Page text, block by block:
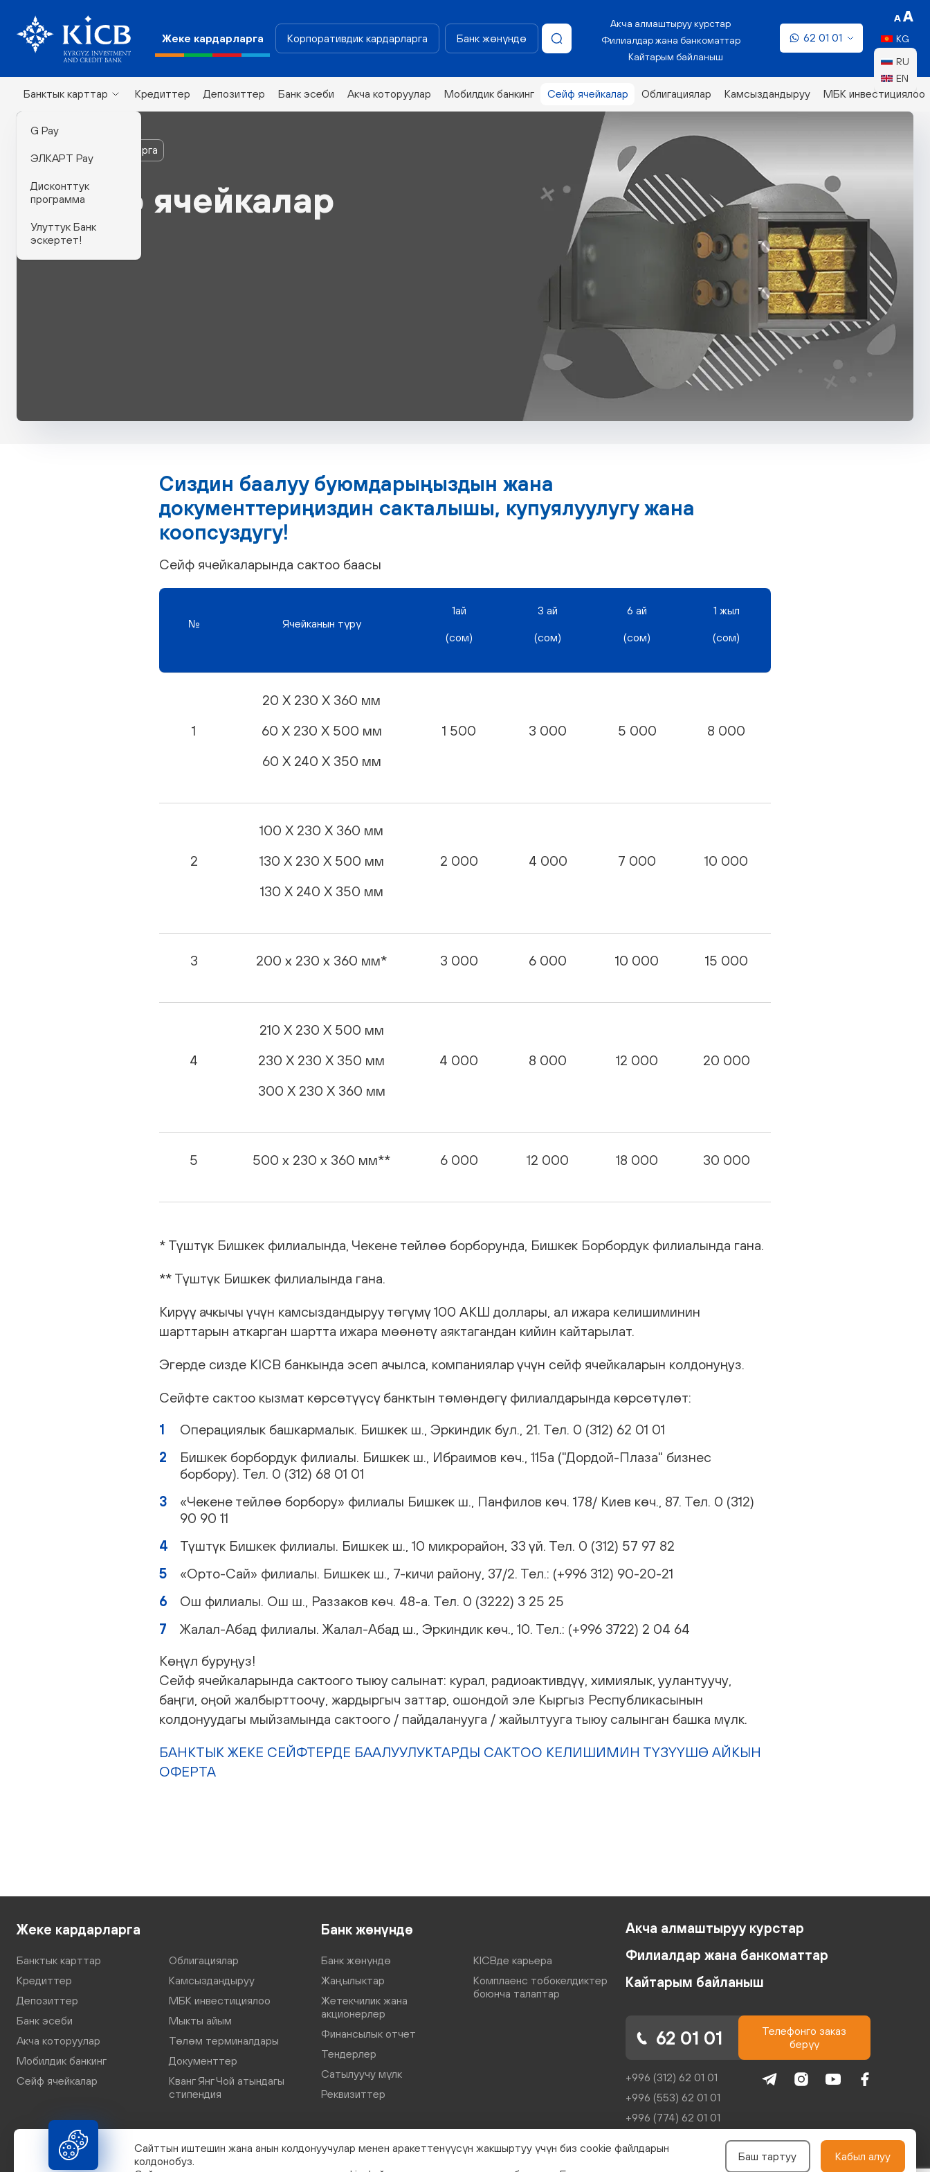
KG
RU
EN
Жеке кардарларга Корпоративдик кардарларга Банк жөнүндө
Банктык карттар
G Pay
ЭЛКАРТ Pay
Дисконттук
программа
Улуттук Банк
эскертет!
Кредиттер Депозиттер Банк эсеби Акча которуулар Мобилдик банкинг Сейф ячейкалар Облигациялар Камсыздандыруу МБК инвестициялоо
Акча алмаштыруу курстар
Филиалдар жана банкоматтар
Кайтарым байланыш
62 01 01
Сайттын иштешин жана анын колдонуучулар менен аракеттенүүсүн жакшыртуу үчүн биз cookie файлдарын
колдонобуз.
Баш тартуу Кабыл алуу
Жеке кардарларга
Сейф ячейкалар
Сиздин баалуу буюмдарыңыздын жана
документтериңиздин сакталышы, купуялуулугу жана
коопсуздугу!
Сейф ячейкаларында сактоо баасы
№ Ячейканын түрү
1ай
(сом)
3 ай
(сом)
6 ай
(сом)
1 жыл
(сом)
1
20 X 230 X 360 мм
60 X 230 X 500 мм
60 X 240 X 350 мм
1 500 3 000 5 000 8 000
2
100 X 230 X 360 мм
130 X 230 X 500 мм
130 X 240 X 350 мм
2 000 4 000 7 000 10 000
3 200 х 230 х 360 мм* 3 000 6 000 10 000 15 000
4
210 X 230 X 500 мм
230 X 230 X 350 мм
300 X 230 X 360 мм
4 000 8 000 12 000 20 000
5 500 х 230 х 360 мм** 6 000 12 000 18 000 30 000
* Түштүк Бишкек филиалында, Чекене тейлөө борборунда, Бишкек Борбордук филиалында гана.
** Түштүк Бишкек филиалында гана.
Кирүү ачкычы үчүн камсыздандыруу төгүмү 100 АКШ доллары, ал ижара келишиминин
шарттарын аткарган шартта ижара мөөнөтү аяктагандан кийин кайтарылат.
Эгерде сизде KICB банкында эсеп ачылса, компаниялар үчүн сейф ячейкаларын колдонуңуз.
Сейфте сактоо кызмат көрсөтүүсү банктын төмөндөгү филиалдарында көрсөтүлөт:
Операциялык башкармалык. Бишкек ш., Эркиндик бул., 21. Тел. 0 (312) 62 01 01
Бишкек борбордук филиалы. Бишкек ш., Ибраимов көч., 115а ("Дордой-Плаза" бизнес
борбору). Тел. 0 (312) 68 01 01
«Чекене тейлөө борбору» филиалы Бишкек ш., Панфилов көч. 178/ Киев көч., 87. Тел. 0 (312)
90 90 11
Түштүк Бишкек филиалы. Бишкек ш., 10 микрорайон, 33 үй. Тел. 0 (312) 57 97 82
«Орто-Сай» филиалы. Бишкек ш., 7-кичи району, 37/2. Тел.: (+996 312) 90-20-21
Ош филиалы. Ош ш., Раззаков көч. 48-а. Тел. 0 (3222) 3 25 25
Жалал-Абад филиалы. Жалал-Абад ш., Эркиндик көч., 10. Тел.: (+996 3722) 2 04 64
Көңүл буруңуз!
Сейф ячейкаларында сактоого тыюу салынат: курал, радиоактивдүү, химиялык, уулантуучу,
баңги, оңой жалбырттоочу, жардыргыч заттар, ошондой эле Кыргыз Республикасынын
колдонуудагы мыйзамында сактоого / пайдаланууга / жайылтууга тыюу салынган башка мүлк.
БАНКТЫК ЖЕКЕ СЕЙФТЕРДЕ БААЛУУЛУКТАРДЫ САКТОО КЕЛИШИМИН ТҮЗҮҮШӨ АЙКЫН
ОФЕРТА
Жеке кардарларга
Банктык карттар
Кредиттер
Депозиттер
Банк эсеби
Акча которуулар
Мобилдик банкинг
Сейф ячейкалар
Облигациялар
Камсыздандыруу
МБК инвестициялоо
Мыкты айым
Төлөм терминалдары
Документтер
Кванг Янг Чой атындагы
стипендия
Банк жөнүндө
Банк жөнүндө
Жаңылыктар
Жетекчилик жана
акционерлер
Финансылык отчет
Тендерлер
Сатылуучу мүлк
Реквизиттер
KICBде карьера
Комплаенс тобокелдиктер
боюнча талаптар
Акча алмаштыруу курстар
Филиалдар жана банкоматтар
Кайтарым байланыш
62 01 01
Телефонго заказ
берүү
+996 (312) 62 01 01
+996 (553) 62 01 01
+996 (774) 62 01 01
+996 (704) 62 01 01